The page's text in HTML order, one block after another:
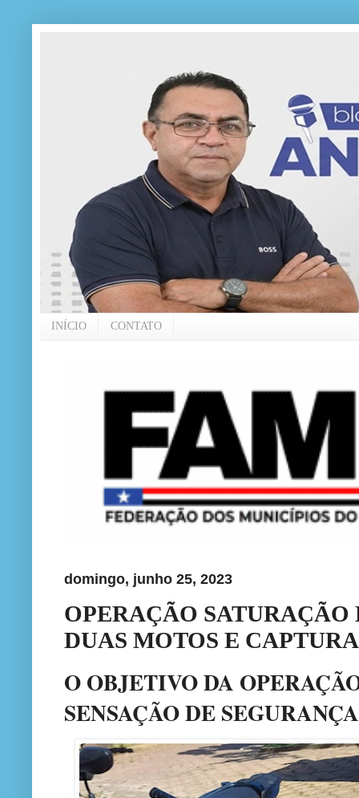
INÍCIO CONTATO
domingo, junho 25, 2023
OPERAÇÃO SATURAÇÃO
DUAS MOTOS E
O OBJETIVO DA
SENSAÇÃO DE